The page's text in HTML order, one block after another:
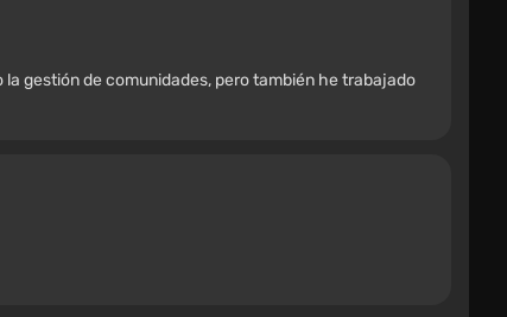
gestión de comunidades, pero también he trabajado